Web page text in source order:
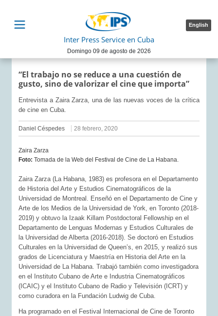
English
Inter Press Service en Cuba
Domingo 09 de agosto de 2026
“El trabajo no se reduce a una cuestión de
gusto, sino de valorizar el cine que importa”
Entrevista a Zaira Zarza, una de las nuevas voces de la crítica
de cine en Cuba.
Daniel Céspedes 28 febrero, 2020
Zaira Zarza
Foto:Tomada de la Web del Festival de Cine de La Habana.
Zaira Zarza (La Habana, 1983) es profesora en el Departamento
de Historia del Arte y Estudios Cinematográficos de la
Universidad de Montreal. Enseñó en el Departamento de Cine y
Arte de los Medios de la Universidad de York, en Toronto (2018-
2019) y obtuvo la Izaak Killam Postdoctoral Fellowship en el
Departamento de Lenguas Modernas y Estudios Culturales de
la Universidad de Alberta (2016-2018). Se doctoró en Estudios
Culturales en la Universidad de Queen’s, en 2015, y realizó sus
grados de Licenciatura y Maestría en Historia del Arte en la
Universidad de La Habana. Trabajó también como investigadora
en el Instituto Cubano de Arte e Industria Cinematográficos
(ICAIC) y el Instituto Cubano de Radio y Televisión (ICRT) y
como curadora en la Fundación Ludwig de Cuba.
Ha programado en el Festival Internacional de Cine de Toronto